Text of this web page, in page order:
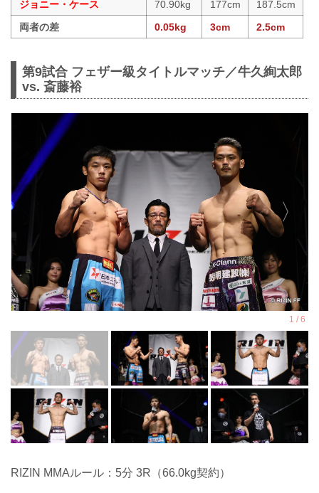
ジョニー・ケース 70.90kg 177cm
187.5cm
両者の差
0.05kg 3cm 2.5cm
第9試合 フェザー級タイトルマッチ／牛久絢太郎
vs. 斎藤裕
RIZIN MMAルール：5分 3R（66.0kg契約）